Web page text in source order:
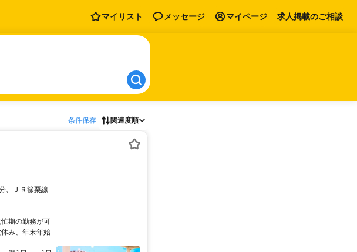
マイリスト メッセージ マイページ 求人掲載のご相談
条件保存 関連度順
、ＪＲ篠栗線
期の勤務が可
み、年末年始